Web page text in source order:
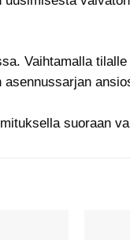
Vaihtamalla
suoraan